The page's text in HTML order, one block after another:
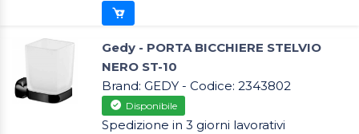
Gedy - PORTA BICCHIERE STELVIO
NERO ST-10
Brand: GEDY - Codice: 2343802
Disponibile
Spedizione in 3 giorni lavorativi